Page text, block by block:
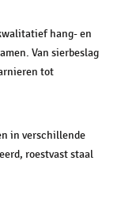
hang- en
Van sierbeslag
tot
in verschillende
roestvast staal